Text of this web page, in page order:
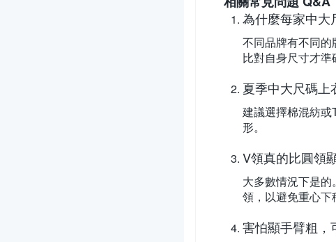
為什麼每家中大
不同品牌有不同
比對自身尺寸才準
夏季中大尺碼上
建議選擇棉混紡
形。
V領真的比圓領
大多數情況下是
領，以避免重心下
害怕顯手臂粗，